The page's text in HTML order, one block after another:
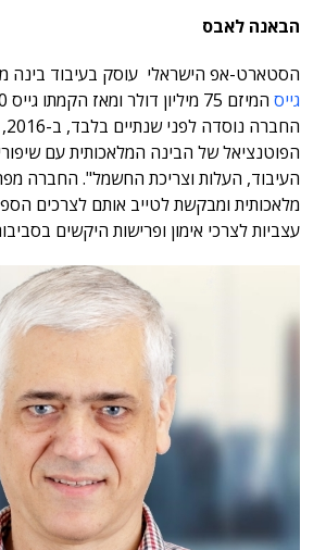
הבאנה לאבס
הסטארט-אפ הישראלי עוסק בעיבוד בינה
גייס
הפוטנציאל של הבינה המלאכותית עם
העיבוד, העלות וצריכת החשמל". החברה
מלאכותית ומבקשת לטייב אותם לצרכים
עצביות לצרכי אימון ופרישות היקשים